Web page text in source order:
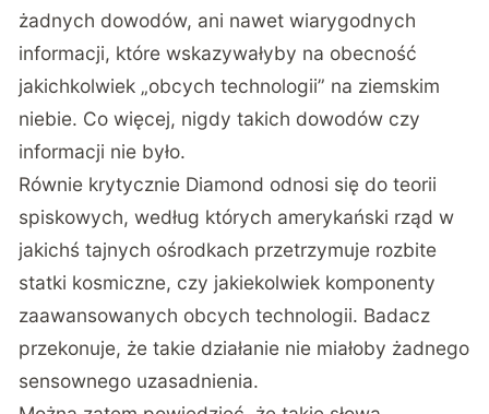
żadnych dowodów, ani nawet wiarygodnych
informacji, które wskazywałyby na obecność
jakichkolwiek „obcych technologii” na ziemskim
niebie. Co więcej, nigdy takich dowodów czy
informacji nie było.
Równie krytycznie Diamond odnosi się do teorii
spiskowych, według których amerykański rząd w
jakichś tajnych ośrodkach przetrzymuje rozbite
statki kosmiczne, czy jakiekolwiek komponenty
zaawansowanych obcych technologii. Badacz
przekonuje, że takie działanie nie miałoby żadnego
sensownego uzasadnienia.